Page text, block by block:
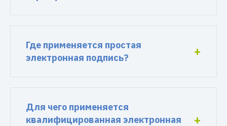
Где применяется простая
электронная подпись?
Для чего применяется
квалифицированная электронная